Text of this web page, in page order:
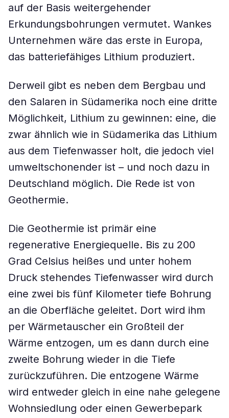
auf der Basis weitergehender
Erkundungsbohrungen vermutet. Wankes
Unternehmen wäre das erste in Europa,
das batteriefähiges Lithium produziert.
Derweil gibt es neben dem Bergbau und
den Salaren in Südamerika noch eine dritte
Möglichkeit, Lithium zu gewinnen: eine, die
zwar ähnlich wie in Südamerika das Lithium
aus dem Tiefenwasser holt, die jedoch viel
umweltschonender ist – und noch dazu in
Deutschland möglich. Die Rede ist von
Geothermie.
Die Geothermie ist primär eine
regenerative Energiequelle. Bis zu 200
Grad Celsius heißes und unter hohem
Druck stehendes Tiefenwasser wird durch
eine zwei bis fünf Kilometer tiefe Bohrung
an die Oberfläche geleitet. Dort wird ihm
per Wärmetauscher ein Großteil der
Wärme entzogen, um es dann durch eine
zweite Bohrung wieder in die Tiefe
zurückzuführen. Die entzogene Wärme
wird entweder gleich in eine nahe gelegene
Wohnsiedlung oder einen Gewerbepark